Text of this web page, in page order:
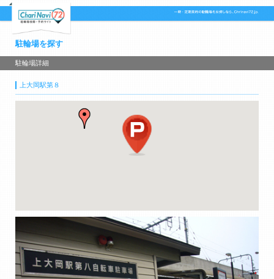
駐輪場を探す
駐輪場詳細
上大岡駅第８